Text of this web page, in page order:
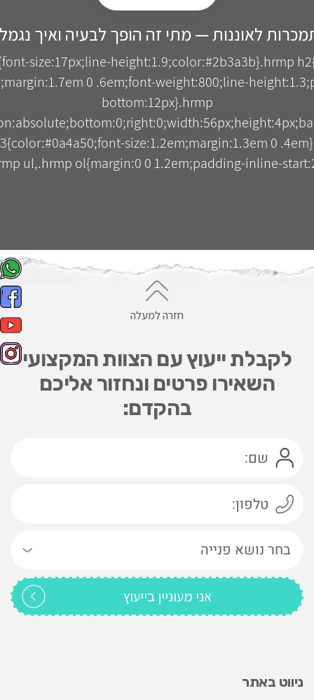
לאוננות — מתי זה הופך לבעיה ואיך
size:17px;line-height:1.9;color:#2b3a3b}.hrmp
0 .6em;font-weight:800;line-
bottom:12px}.hrmp
size:1.2em;margin:1.3em 0
ul,.hrmp ol{margin:0 0 1.2em;padding-inline-
חזרה למעלה
לקבלת ייעוץ עם הצוות המקצועי
השאירו פרטים ונחזור אליכם
בהקדם:
ניווט באתר